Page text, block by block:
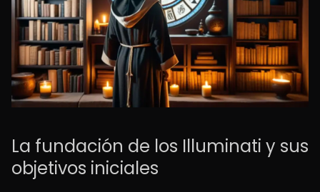
La fundación de los Illuminati y sus
objetivos iniciales